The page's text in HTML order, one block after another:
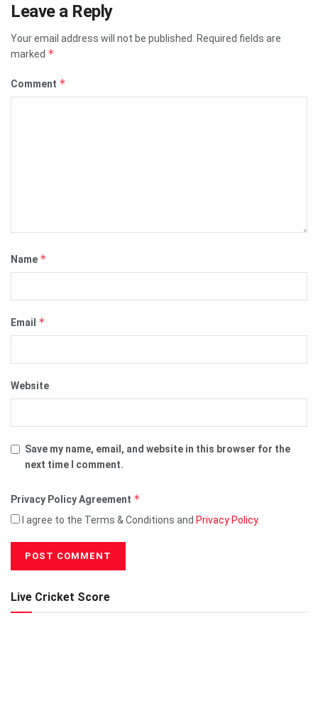
Leave a Reply
Your email address will not be published.
Required fields are
marked *
Comment *
Name *
Email *
Website
Save my name, email, and website in this browser for the
next time I comment.
Privacy Policy Agreement *
I agree to the Terms & Conditions and Privacy Policy.
Live Cricket Score